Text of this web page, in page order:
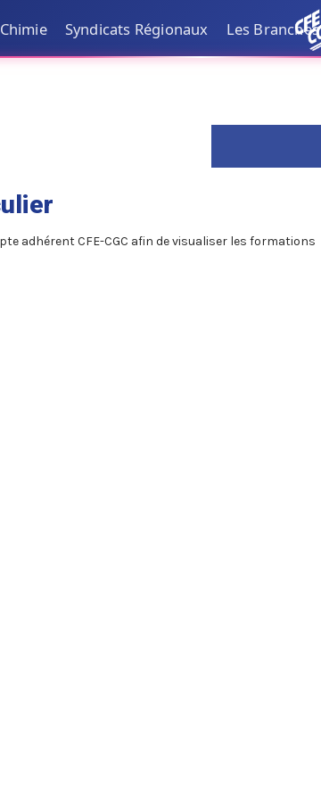
Syndicats Régionaux Les Branches
adhérent CFE-CGC afin de visualiser les formations